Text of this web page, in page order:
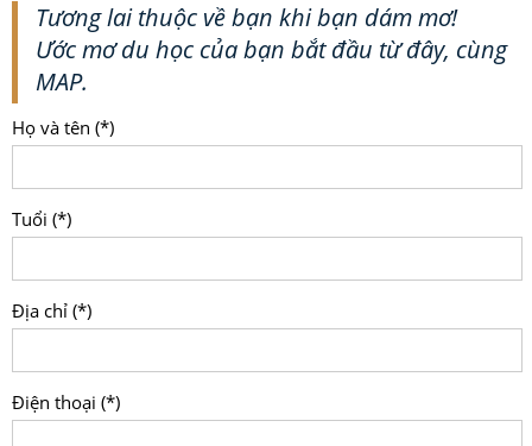
Tương lai thuộc về bạn khi bạn dám mơ!
Ước mơ du học của bạn bắt đầu từ đây, cùng
MAP.
Họ và tên (*)
Tuổi (*)
Địa chỉ (*)
Điện thoại (*)